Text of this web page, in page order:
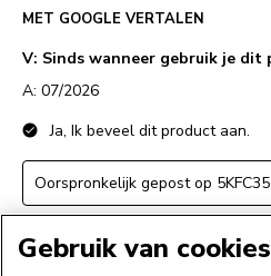
Gebruik van cookies